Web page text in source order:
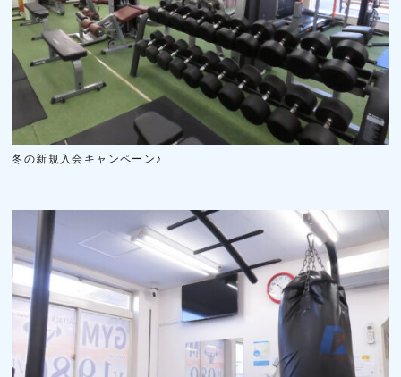
冬の新規入会キャンペーン♪